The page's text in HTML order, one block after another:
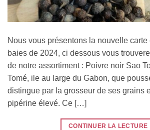
Nous vous présentons la nouvelle carte
baies de 2024, ci dessous vous
de notre assortiment : Poivre noir Sao
Tomé, ile au large du Gabon, que
distingue par la grosseur de ses grains
pipérine élevé. Ce […]
CONTINUER LA LECTURE